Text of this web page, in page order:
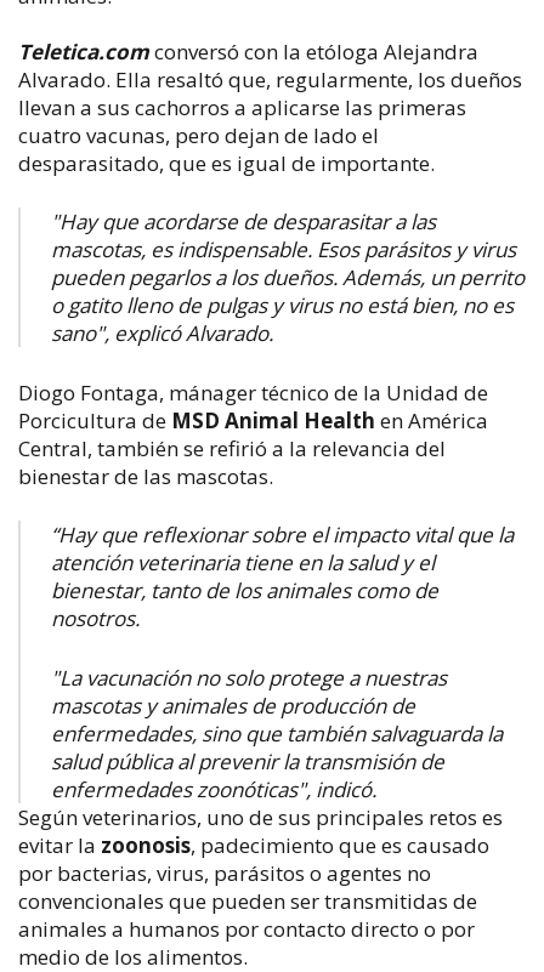
Teletica.comconversó con la etóloga Alejandra
Alvarado. Ella resaltó que, regularmente, los dueños
llevan a sus cachorros a aplicarse las primeras
cuatro vacunas, pero dejan de lado el
desparasitado, que es igual de importante.
"Hay que acordarse de desparasitar a las
mascotas, es indispensable. Esos parásitos y virus
pueden pegarlos a los dueños. Además, un perrito
o gatito lleno de pulgas y virus no está bien, no es
sano", explicó Alvarado.
Diogo Fontaga, mánager técnico de la Unidad de
Porcicultura de MSD Animal Health en América
Central, también se refirió a la relevancia del
bienestar de las mascotas.
“Hay que reflexionar sobre el impacto vital que la
atención veterinaria tiene en la salud y el
bienestar, tanto de los animales como de
nosotros.
"La vacunación no solo protege a nuestras
mascotas y animales de producción de
enfermedades, sino que también salvaguarda la
salud pública al prevenir la transmisión de
enfermedades zoonóticas", indicó.
Según veterinarios, uno de sus principales retos es
evitar la zoonosis, padecimiento que es causado
por bacterias, virus, parásitos o agentes no
convencionales que pueden ser transmitidas de
animales a humanos por contacto directo o por
medio de los alimentos.